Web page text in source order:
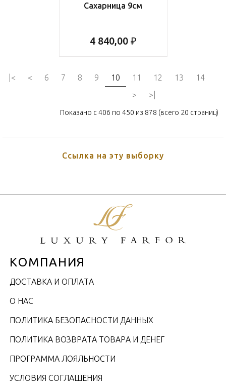
Сахарница 9см
4 840,00 ₽
|< < 6 7 8 9 10 11 12 13
14
>
>|
Показано с 406 по 450 из 878 (всего 20 страниц)
Ссылка на эту выборку
КОМПАНИЯ
ДОСТАВКА И ОПЛАТА
О НАС
ПОЛИТИКА БЕЗОПАСНОСТИ ДАННЫХ
ПОЛИТИКА ВОЗВРАТА ТОВАРА И ДЕНЕГ
ПРОГРАММА ЛОЯЛЬНОСТИ
УСЛОВИЯ СОГЛАШЕНИЯ